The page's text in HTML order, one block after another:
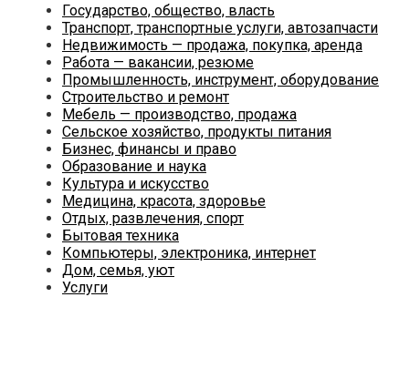
Государство, общество, власть
Транспорт, транспортные услуги, автозапчасти
Недвижимость — продажа, покупка, аренда
Работа — вакансии, резюме
Промышленность, инструмент, оборудование
Строительство и ремонт
Мебель — производство, продажа
Сельское хозяйство, продукты питания
Бизнес, финансы и право
Образование и наука
Культура и искусство
Медицина, красота, здоровье
Отдых, развлечения, спорт
Бытовая техника
Компьютеры, электроника, интернет
Дом, семья, уют
Услуги